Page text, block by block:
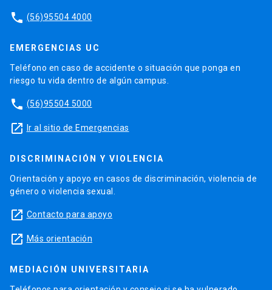
phone (56)95504 4000
EMERGENCIAS UC
Teléfono en caso de accidente o situación que ponga en
riesgo tu vida dentro de algún campus.
phone (56)95504 5000
launch Ir al sitio de Emergencias
DISCRIMINACIÓN Y VIOLENCIA
Orientación y apoyo en casos de discriminación, violencia de
género o violencia sexual.
launch Contacto para apoyo
launch Más orientación
MEDIACIÓN UNIVERSITARIA